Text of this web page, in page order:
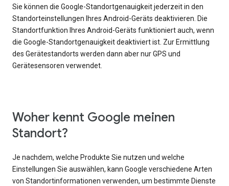
Sie können die Google-Standortgenauigkeit jederzeit in den
Standorteinstellungen Ihres Android-Geräts deaktivieren. Die
Standortfunktion Ihres Android-Geräts funktioniert auch, wenn
die Google-Standortgenauigkeit deaktiviert ist. Zur Ermittlung
des Gerätestandorts werden dann aber nur GPS und
Gerätesensoren verwendet.
Woher kennt Google meinen
Standort?
Je nachdem, welche Produkte Sie nutzen und welche
Einstellungen Sie auswählen, kann Google verschiedene Arten
von Standortinformationen verwenden, um bestimmte Dienste